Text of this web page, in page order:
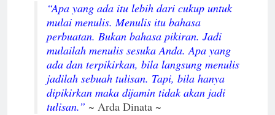
“Apa yang ada itu lebih dari cukup untuk
mulai menulis. Menulis itu bahasa
perbuatan. Bukan bahasa pikiran. Jadi
mulailah menulis sesuka Anda. Apa yang
ada dan terpikirkan, bila langsung menulis
jadilah sebuah tulisan. Tapi, bila hanya
dipikirkan maka dijamin tidak akan jadi
tulisan.” ~ Arda Dinata ~